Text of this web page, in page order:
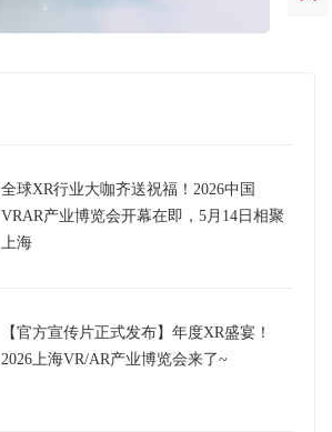
全球XR行业大咖齐送祝福！2026中国
VRAR产业博览会开幕在即，5月14日相聚
上海
【官方宣传片正式发布】年度XR盛宴！
2026上海VR/AR产业博览会来了~